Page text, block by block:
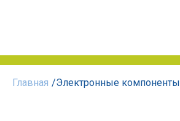
Главная /Электронные компоненты